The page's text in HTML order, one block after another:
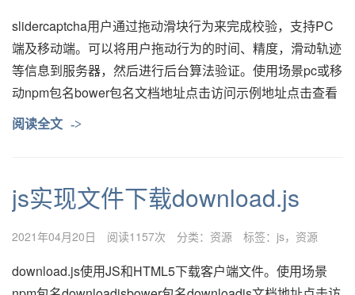
slidercaptcha用户通过拖动滑块行为来完成校验，支持PC
端及移动端。可以将用户拖动行为的时间、精度，滑动轨迹
等信息到服务器，然后进行后台算法验证。使用场景pc或移
动npm包名bower包名文档地址点击访问示例地址点击查看
阅读全文 ->
js实现文件下载download.js
2021年04月20日 阅读1157次 分类： 资源 标签： js 资源
download.js使用JS和HTML5下载客户端文件。使用场景